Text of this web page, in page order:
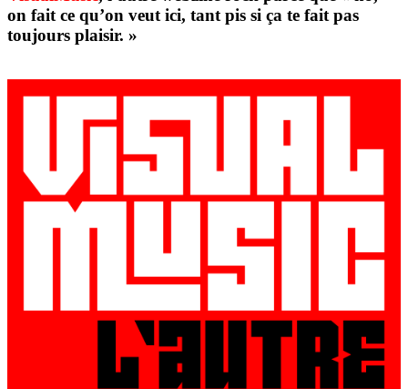
on fait ce qu’on veut ici, tant pis si ça te fait pas
toujours plaisir. »